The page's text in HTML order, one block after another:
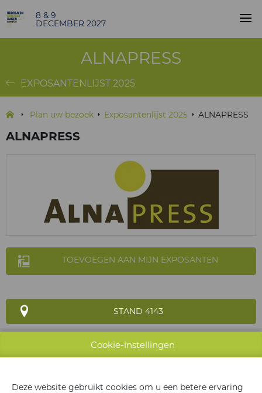
8 & 9
DECEMBER 2027
ALNAPRESS
EXPOSANTENLIJST 2025
Plan uw bezoek Exposantenlijst 2025 ALNAPRESS
ALNAPRESS
TOEVOEGEN AAN MIJN EXPOSANTEN
STAND 4143
WEBSITE CATALOGUS
Cookie-instellingen
Deze website gebruikt cookies om u een betere ervaring